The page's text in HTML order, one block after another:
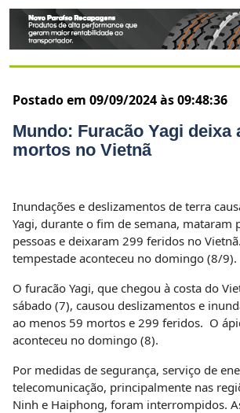
Postado em 09/09/2024 às 09:48:36
Mundo: Furacão Yagi deixa
mortos no Vietnã
Inundações e deslizamentos de terra
Yagi, durante o fim de semana, mataram
pessoas e deixaram 299 feridos no
tempestade aconteceu no domingo (8/9).
O furacão Yagi, que chegou à costa do
sábado (7), causou deslizamentos e
ao menos 59 mortos e 299 feridos. O
aconteceu no domingo (8).
Por medidas de segurança, serviço de
telecomunicação, principalmente nas
Ninh e Haiphong, foram interrompidos.